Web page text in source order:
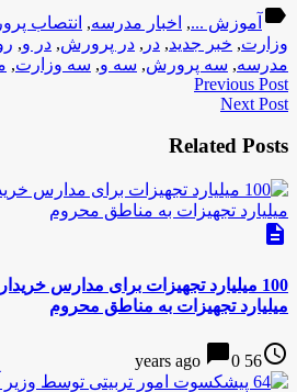
label آموزش ..., اخبار مدرسه, انتصاب
وزارت, خبر جدید, در , در پرورش, در و,
مدرسه, سه پرورش, سه و, سه وزارت,
Previous Post
Next Post
Related Posts
description
میلیارد تجهیزات به مناطق محروم
access_time
56 years ago
chat_bubble0